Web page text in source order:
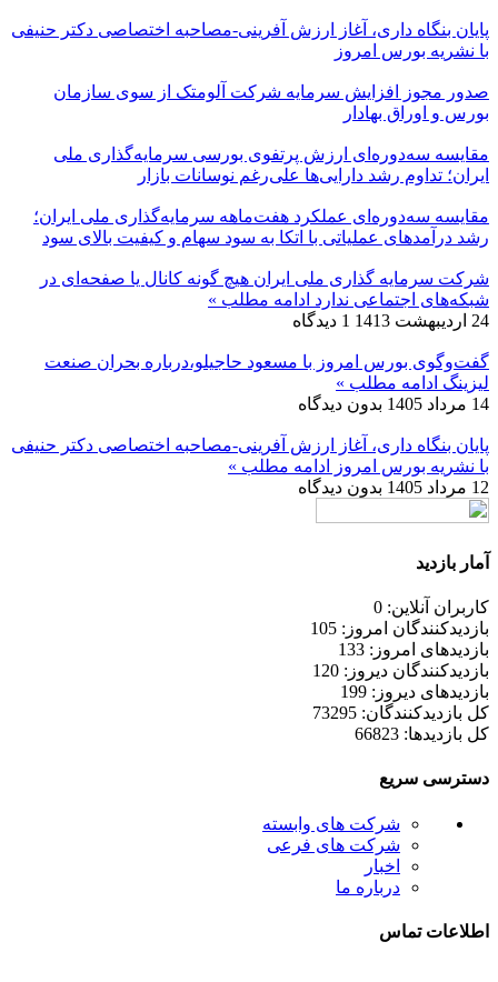
پایان بنگاه داری، آغاز ارزش آفرینی-مصاحبه اختصاصی دکتر حنیفی
با نشریه بورس امروز
صدور مجوز افزایش سرمایه شرکت آلومتک از سوی سازمان
بورس و اوراق بهادار
مقایسه سه‌دوره‌ای ارزش پرتفوی بورسی سرمایه‌گذاری ملی
ایران؛ تداوم رشد دارایی‌ها علی‌رغم نوسانات بازار
مقایسه سه‌دوره‌ای عملکرد هفت‌ماهه سرمایه‌گذاری ملی ایران؛
رشد درآمدهای عملیاتی با اتکا به سود سهام و کیفیت بالای سود
شرکت سرمایه گذاری ملی ایران هیچ گونه کانال یا صفحه‌ای در
شبکه‌های اجتماعی ندارد ادامه مطلب »
24 اردیبهشت 1413
1 دیدگاه
گفت‌وگوی بورس امروز با مسعود حاجیلو،درباره بحران صنعت
لیزینگ ادامه مطلب »
14 مرداد 1405
بدون دیدگاه
پایان بنگاه داری، آغاز ارزش آفرینی-مصاحبه اختصاصی دکتر حنیفی
با نشریه بورس امروز
ادامه مطلب »
12 مرداد 1405
بدون دیدگاه
آمار بازدید
کاربران آنلاین: 0
بازدیدکنندگان امروز: 105
بازدیدهای امروز: 133
بازدیدکنندگان دیروز: 120
بازدیدهای دیروز: 199
کل بازدیدکنند‌گان: 73295
کل بازدیدها: 66823
دسترسی سریع
شرکت های وابسته
شرکت های فرعی
اخبار
درباره ما
اطلاعات تماس